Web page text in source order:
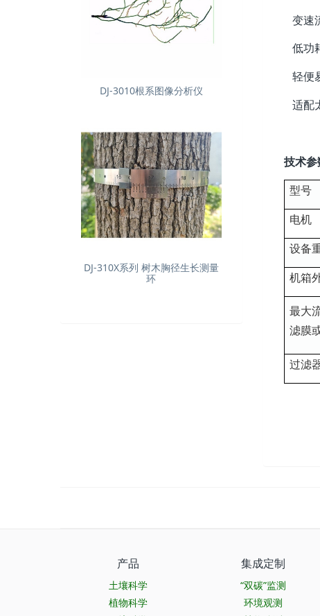
变速
低功
轻便
适配
技术参
型号
电机
设备
机箱
最大
滤膜
过滤
DJ-3010根系图像分析仪
DJ-310X系列 树木胸径生长测量
环
产品
土壤科学
植物科学
集成定制
“双碳”监测
环境观测